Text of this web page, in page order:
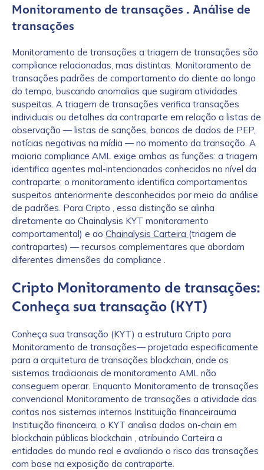
Monitoramento de transações . Análise de
transações
Monitoramento de transações a triagem de transações são
compliance relacionadas, mas distintas. Monitoramento de
transações padrões de comportamento do cliente ao longo
do tempo, buscando anomalias que sugiram atividades
suspeitas. A triagem de transações verifica transações
individuais ou detalhes da contraparte em relação a listas de
observação — listas de sanções, bancos de dados de PEP,
notícias negativas na mídia — no momento da transação. A
maioria compliance AML exige ambas as funções: a triagem
identifica agentes mal-intencionados conhecidos no nível da
contraparte; o monitoramento identifica comportamentos
suspeitos anteriormente desconhecidos por meio da análise
de padrões. Para Cripto , essa distinção se alinha
diretamente ao Chainalysis KYT monitoramento
comportamental) e ao Chainalysis Carteira (triagem de
contrapartes) — recursos complementares que abordam
diferentes dimensões da compliance .
Cripto Monitoramento de transações:
Conheça sua transação (KYT)
Conheça sua transação (KYT) a estrutura Cripto para
Monitoramento de transações— projetada especificamente
para a arquitetura de transações blockchain, onde os
sistemas tradicionais de monitoramento AML não
conseguem operar. Enquanto Monitoramento de transações
convencional Monitoramento de transações a atividade das
contas nos sistemas internos Instituição financeirauma
Instituição financeira, o KYT analisa dados on-chain em
blockchain públicas blockchain , atribuindo Carteira a
entidades do mundo real e avaliando o risco das transações
com base na exposição da contraparte.